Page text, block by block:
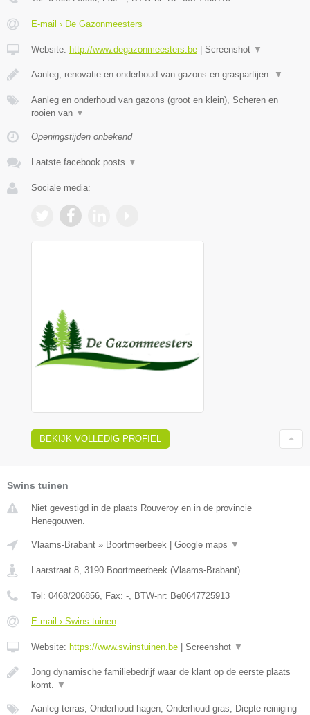
E-mail › De Gazonmeesters
Website: http://www.degazonmeesters.be Screenshot ▼
Aanleg, renovatie en onderhoud van gazons en graspartijen. ▼
Aanleg en onderhoud van gazons (groot en klein), Scheren en
rooien van ▼
Openingstijden onbekend
Laatste facebook posts ▼
Sociale media:
BEKIJK VOLLEDIG PROFIEL
Swins tuinen
Niet gevestigd in de plaats Rouveroy en in de provincie
Henegouwen.
Vlaams-Brabant » Boortmeerbeek Google maps ▼
Laarstraat 8, 3190 Boortmeerbeek (Vlaams-Brabant)
Tel: 0468/206856, Fax: -, BTW-nr: Be0647725913
E-mail › Swins tuinen
Website: https://www.swinstuinen.be Screenshot ▼
Jong dynamische familiebedrijf waar de klant op de eerste plaats
komt. ▼
Aanleg terras, Onderhoud hagen, Onderhoud gras, Diepte reiniging